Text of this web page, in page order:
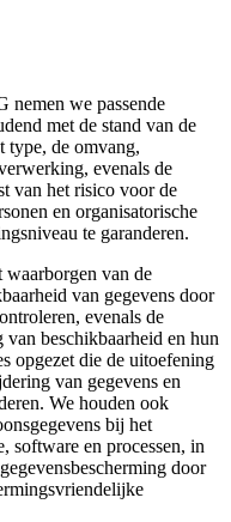
nemen we passende
met de stand van de
type, de omvang,
evenals de
van het risico voor de
en organisatorische
te garanderen.
waarborgen van de
van gegevens door
evenals de
beschikbaarheid en hun
opgezet die de uitoefening
van gegevens en
We houden ook
bij het
software en processen, in
door